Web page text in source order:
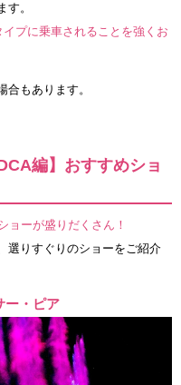
。
プに乗車されることを強くお
もあります。
編】おすすめショ
ョーが盛りだくさん！
選りすぐりのショーをご紹介
ー・ピア